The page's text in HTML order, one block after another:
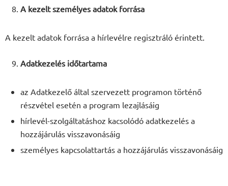
A kezelt személyes adatok forrása
A kezelt adatok forrása a hírlevélre regisztráló érintett.
Adatkezelés időtartama
az Adatkezelő által szervezett programon történő
részvétel esetén a program lezajlásáig
hírlevél-szolgáltatáshoz kacsolódó adatkezelés a
hozzájárulás visszavonásáig
személyes kapcsolattartás a hozzájárulás visszavonásáig